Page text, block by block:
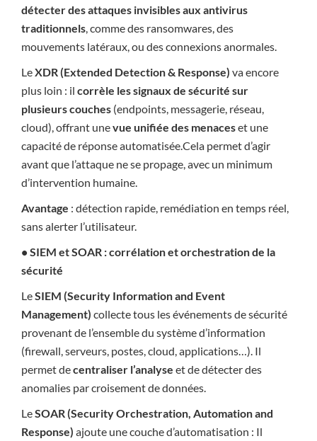
détecter des attaques invisibles aux antivirus
traditionnels, comme des ransomwares, des
mouvements latéraux, ou des connexions anormales.
LeXDR (Extended Detection & Response) va encore
plus loin : il corrèle les signaux de sécurité sur
plusieurs couches (endpoints, messagerie, réseau,
cloud), offrant unevue unifiée des menaceset une
capacité de réponse automatisée.Cela permet d’agir
avant que l’attaque ne se propage, avec un minimum
d’intervention humaine.
Avantage : détection rapide, remédiation en temps réel,
sans alerter l’utilisateur.
• SIEM et SOAR : corrélation et orchestration de la
sécurité
LeSIEM (Security Information and Event
Management) collecte tous les événements de sécurité
provenant de l’ensemble du système d’information
(firewall, serveurs, postes, cloud, applications…). Il
permet decentraliser l’analyse et de détecter des
anomalies par croisement de données.
LeSOAR (Security Orchestration, Automation and
Response) ajoute une couche d’automatisation : Il